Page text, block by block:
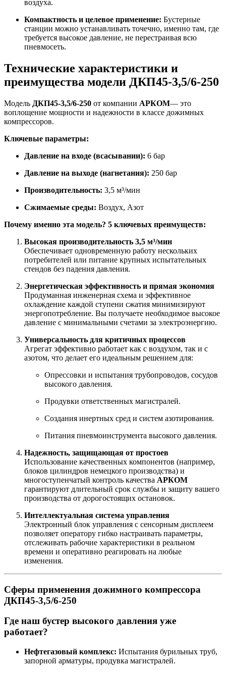
воздуха.
Компактность и целевое применение: Бустерные
станции можно устанавливать точечно, именно там, где
требуется высокое давление, не перестраивая всю
пневмосеть.
Технические характеристики и
преимущества модели ДКП45-3,5/6-250
Модель ДКП45-3,5/6-250 от компании АРКОМ— это
воплощение мощности и надежности в классе дожимных
компрессоров.
Ключевые параметры:
Давление на входе (всасывании): 6 бар
Давление на выходе (нагнетания): 250 бар
Производительность: 3,5 м³/мин
Сжимаемые среды: Воздух, Азот
Почему именно эта модель? 5 ключевых преимуществ:
Высокая производительность 3,5 м³/мин
Обеспечивает одновременную работу нескольких
потребителей или питание крупных испытательных
стендов без падения давления.
Энергетическая эффективность и прямая экономия
Продуманная инженерная схема и эффективное
охлаждение каждой ступени сжатия минимизируют
энергопотребление. Вы получаете необходимое высокое
давление с минимальными счетами за электроэнергию.
Универсальность для критичных процессов
Агрегат эффективно работает как с воздухом, так и с
азотом, что делает его идеальным решением для:
Опрессовки и испытания трубопроводов, сосудов
высокого давления.
Продувки ответственных магистралей.
Создания инертных сред и систем азотирования.
Питания пневмоинструмента высокого давления.
Надежность, защищающая от простоев
Использование качественных компонентов (например,
блоков цилиндров немецкого производства) и
многоступенчатый контроль качества АРКОМ
гарантируют длительный срок службы и защиту вашего
производства от дорогостоящих остановок.
Интеллектуальная система управления
Электронный блок управления с сенсорным дисплеем
позволяет оператору гибко настраивать параметры,
отслеживать рабочие характеристики в реальном
времени и оперативно реагировать на любые
изменения.
Сферы применения дожимного компрессора
ДКП45-3,5/6-250
Где наш бустер высокого давления уже
работает?
Нефтегазовый комплекс: Испытания бурильных труб,
запорной арматуры, продувка магистралей.